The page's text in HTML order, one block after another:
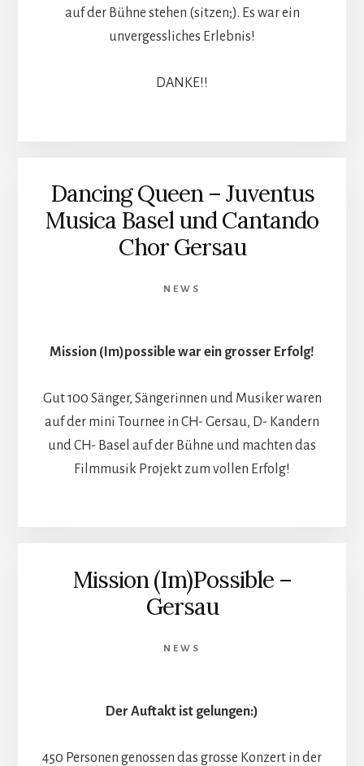
auf der Bühne stehen (sitzen;). Es war ein
unvergessliches Erlebnis!
DANKE!!
Dancing Queen – Juventus
Musica Basel und Cantando
Chor Gersau
NEWS
Mission (Im)possible war ein grosser Erfolg!
Gut 100 Sänger, Sängerinnen und Musiker waren
auf der mini Tournee in CH- Gersau, D- Kandern
und CH- Basel auf der Bühne und machten das
Filmmusik Projekt zum vollen Erfolg!
Mission (Im)Possible –
Gersau
NEWS
Der Auftakt ist gelungen:)
450 Personen genossen das grosse Konzert in der